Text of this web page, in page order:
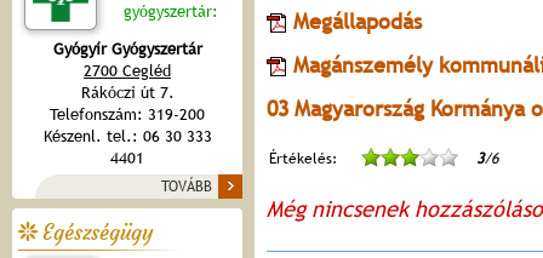
gyógyszertár:
Gyógyír Gyógyszertár
2700 Cegléd
Rákóczi út 7.
Telefonszám: 319-200
Készenl. tel.: 06 30 333
4401
TOVÁBB
Egészségügy
Megállapodás
Magánszemély
03 Magyarország Kormánya
Értékelés: 3/6
Még nincsenek